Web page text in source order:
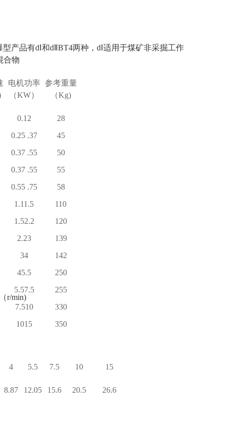
产品有dⅠ和dⅡBT4两种，dⅠ适用于煤矿非采掘工作
合物
电机功率
（KW）
参考重量
（Kg)
0.12
28
0.25 .37
45
0.37 .55
50
0.37 .55
55
0.55 .75
58
1.11.5
110
1.52.2
120
2.23
139
34
142
45.5
250
5.57.5
255
7.510
330
1015 350
r/min)
4 5.5 7.5 10 15
8.87 12.05 15.6 20.5 26.6